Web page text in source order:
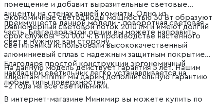
помещение и добавит выразительные световые
акценты на стенах вашей комнаты. Одно из
преимуществ данной модели - поворотная световая
часть. Благодаря этой опции вы можете направить
свет в нужную вам сторону.
Экономичные светодиоды мощностью 30 Вт образуют
равномерный световой поток 2010 лм и имеют долгий
срок службы - 50 000 ч. В производстве настенного
светильника использовали высококачественный
алюминиевый сплав с надежным защитным покрытием.
Благодаря простой конструкции эргономичный
накладной светильник легко устанавливается на
любые типы поверхностей.
На данную модель действует гарантия 5 лет. Нашим
клиентам Minimir мы дарим дополнительную гарантию
+2 года на все светильники.
В интернет-магазине Минимир вы можете купить по